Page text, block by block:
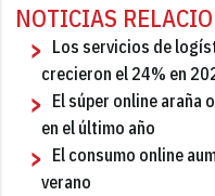
NOTICIAS
Los servicios de
crecieron el 24% en
El súper online araña
en el último año
El consumo online
verano